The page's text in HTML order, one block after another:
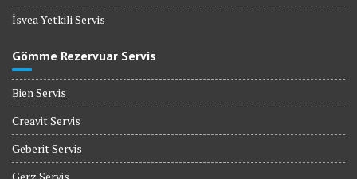
İsvea Yetkili Servis
Gömme Rezervuar Servis
Bien Servis
Creavit Servis
Geberit Servis
Gerz Servis